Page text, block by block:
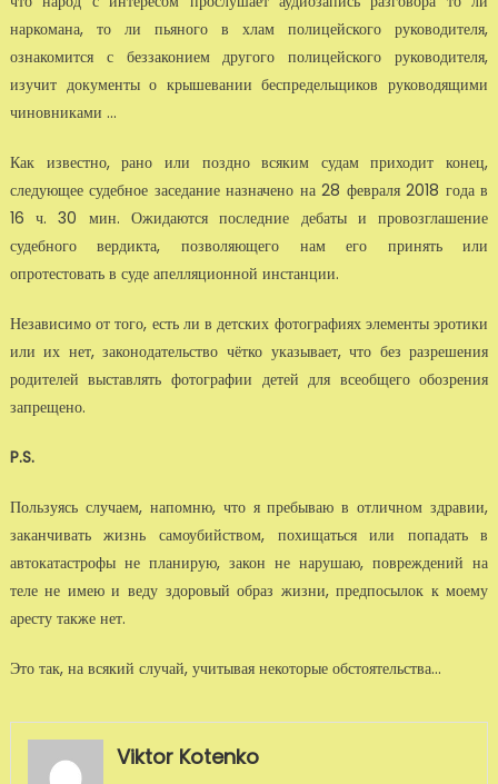
наркомана, то ли пьяного в хлам полицейского руководителя,
ознакомится с беззаконием другого полицейского руководителя,
изучит документы о крышевании беспредельщиков руководящими
чиновниками ...
Как известно, рано или поздно всяким судам приходит конец,
следующее судебное заседание назначено на 28 февраля 2018 года в
16 ч. 30 мин. Ожидаются последние дебаты и провозглашение
судебного вердикта, позволяющего нам его принять или
опротестовать в суде апелляционной инстанции.
Независимо от того, есть ли в детских фотографиях элементы эротики
или их нет, законодательство чётко указывает, что без разрешения
родителей выставлять фотографии детей для всеобщего обозрения
запрещено.
P.S.
Пользуясь случаем, напомню, что я пребываю в отличном здравии,
заканчивать жизнь самоубийством, похищаться или попадать в
автокатастрофы не планирую, закон не нарушаю, повреждений на
теле не имею и веду здоровый образ жизни, предпосылок к моему
аресту также нет.
Это так, на всякий случай, учитывая некоторые обстоятельства...
Viktor Kotenko